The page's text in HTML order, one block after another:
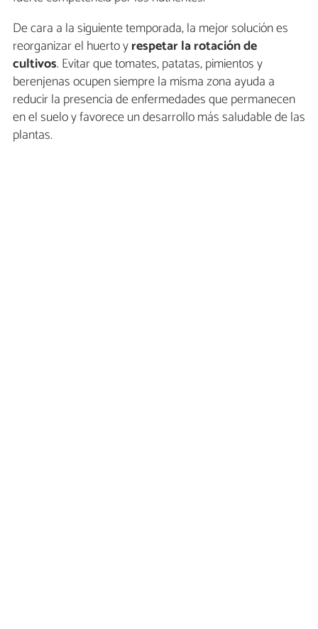
De cara a la siguiente temporada, la mejor solución es
reorganizar el huerto yrespetar la rotación de
cultivos. Evitar que tomates, patatas, pimientos y
berenjenas ocupen siempre la misma zona ayuda a
reducir la presencia de enfermedades que permanecen
en el suelo y favorece un desarrollo más saludable de las
plantas.